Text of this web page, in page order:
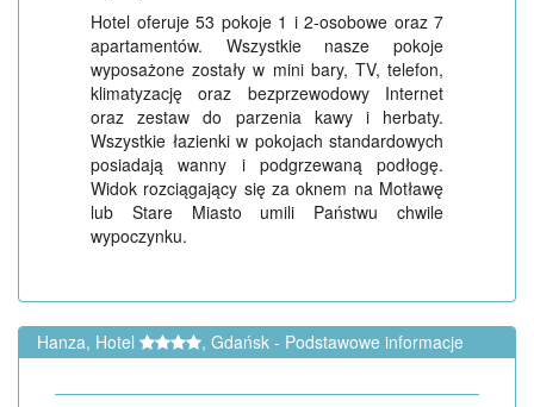
Hotel oferuje 53 pokoje 1 i 2-osobowe oraz 7
apartamentów. Wszystkie nasze pokoje
wyposażone zostały w mini bary, TV, telefon,
klimatyzację oraz bezprzewodowy Internet
oraz zestaw do parzenia kawy i herbaty.
Wszystkie łazienki w pokojach standardowych
posiadają wanny i podgrzewaną podłogę.
Widok rozciągający się za oknem na Motławę
lub Stare Miasto umili Państwu chwile
wypoczynku.
Hanza, Hotel , Gdańsk - Podstawowe informacje